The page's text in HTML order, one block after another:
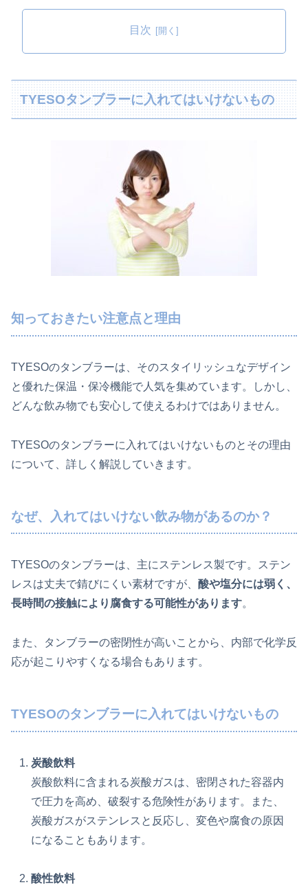
目次
TYESOタンブラーに入れてはいけないもの
知っておきたい注意点と理由
TYESOのタンブラーは、そのスタイリッシュなデザイン
と優れた保温・保冷機能で人気を集めています。しかし、
どんな飲み物でも安心して使えるわけではありません。
TYESOのタンブラーに入れてはいけないものとその理由
について、詳しく解説していきます。
なぜ、入れてはいけない飲み物があるのか？
TYESOのタンブラーは、主にステンレス製です。ステン
レスは丈夫で錆びにくい素材ですが、 酸や塩分には弱く、
長時間の接触により腐食する可能性があります。
また、タンブラーの密閉性が高いことから、内部で化学反
応が起こりやすくなる場合もあります。
TYESOのタンブラーに入れてはいけないもの
炭酸飲料
炭酸飲料に含まれる炭酸ガスは、密閉された容器内
で圧力を高め、破裂する危険性があります。また、
炭酸ガスがステンレスと反応し、変色や腐食の原因
になることもあります。
酸性飲料